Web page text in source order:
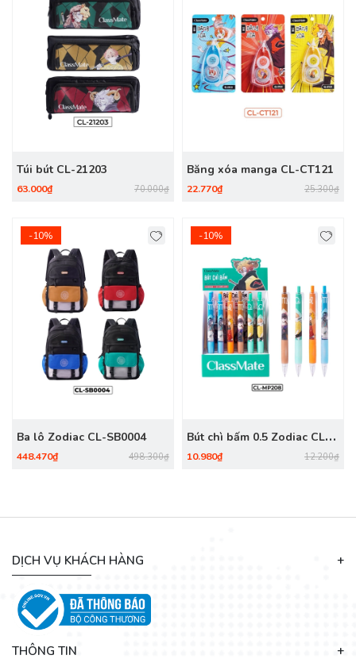
Túi bút CL-21203
63.000₫ 70.000₫
Băng xóa manga CL-CT121
22.770₫ 25.300₫
-10%
Ba lô Zodiac CL-SB0004
448.470₫ 498.300₫
-10%
Bút chì bấm 0.5 Zodiac CL-
MP208
10.980₫ 12.200₫
DỊCH VỤ KHÁCH HÀNG
THÔNG TIN